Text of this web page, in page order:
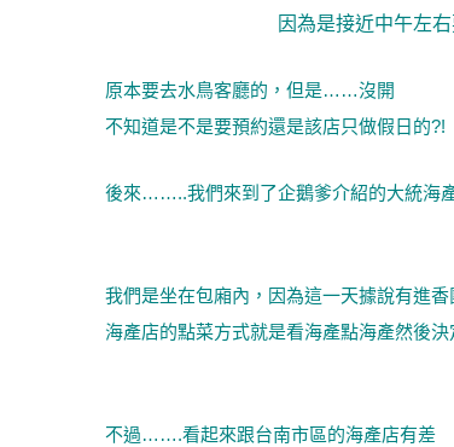
因為是接近中午左
原本要去水鳥客廳的，但是……沒開
不知道是不是要預約還是該店只做假日的?!
後來……..我們來到了企鵝爹介紹的大統海
我們是坐在包廂內，因為這一天據說有進
海產店的點菜方式就是看海產點海產然後決
不過…….看起來跟台南市區的海產店有差